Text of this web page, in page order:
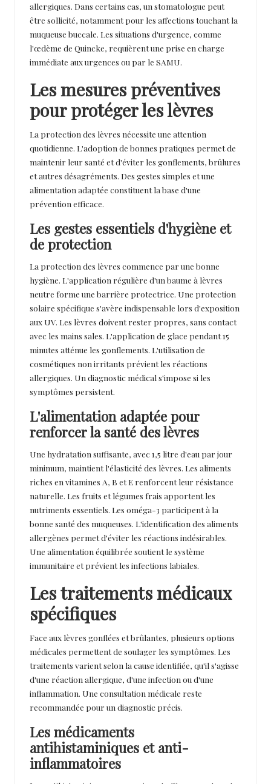
allergiques. Dans certains cas, un stomatologue peut
être sollicité, notamment pour les affections touchant la
muqueuse buccale. Les situations d'urgence, comme
l'œdème de Quincke, requièrent une prise en charge
immédiate aux urgences ou par le SAMU.
Les mesures préventives
pour protéger les lèvres
La protection des lèvres nécessite une attention
quotidienne. L'adoption de bonnes pratiques permet de
maintenir leur santé et d'éviter les gonflements, brûlures
et autres désagréments. Des gestes simples et une
alimentation adaptée constituent la base d'une
prévention efficace.
Les gestes essentiels d'hygiène et
de protection
La protection des lèvres commence par une bonne
hygiène. L'application régulière d'un baume à lèvres
neutre forme une barrière protectrice. Une protection
solaire spécifique s'avère indispensable lors d'exposition
aux UV. Les lèvres doivent rester propres, sans contact
avec les mains sales. L'application de glace pendant 15
minutes atténue les gonflements. L'utilisation de
cosmétiques non irritants prévient les réactions
allergiques. Un diagnostic médical s'impose si les
symptômes persistent.
L'alimentation adaptée pour
renforcer la santé des lèvres
Une hydratation suffisante, avec 1,5 litre d'eau par jour
minimum, maintient l'élasticité des lèvres. Les aliments
riches en vitamines A, B et E renforcent leur résistance
naturelle. Les fruits et légumes frais apportent les
nutriments essentiels. Les oméga-3 participent à la
bonne santé des muqueuses. L'identification des aliments
allergènes permet d'éviter les réactions indésirables.
Une alimentation équilibrée soutient le système
immunitaire et prévient les infections labiales.
Les traitements médicaux
spécifiques
Face aux lèvres gonflées et brûlantes, plusieurs options
médicales permettent de soulager les symptômes. Les
traitements varient selon la cause identifiée, qu'il s'agisse
d'une réaction allergique, d'une infection ou d'une
inflammation. Une consultation médicale reste
recommandée pour un diagnostic précis.
Les médicaments
antihistaminiques et anti-
inflammatoires